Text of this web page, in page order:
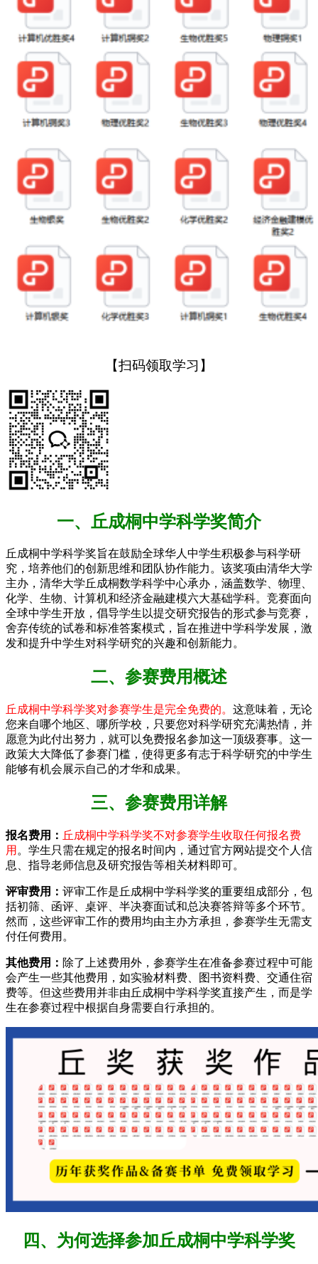
【扫码领取学习】
一、丘成桐中学科学奖简介
丘成桐中学科学奖旨在鼓励全球华人中学生积极参与科学研
究，培养他们的创新思维和团队协作能力。该奖项由清华大学
主办，清华大学丘成桐数学科学中心承办，涵盖数学、物理、
化学、生物、计算机和经济金融建模六大基础学科。竞赛面向
全球中学生开放，倡导学生以提交研究报告的形式参与竞赛，
舍弃传统的试卷和标准答案模式，旨在推进中学科学发展，激
发和提升中学生对科学研究的兴趣和创新能力。
二、参赛费用概述
丘成桐中学科学奖对参赛学生是完全免费的。 这意味着，无论
您来自哪个地区、哪所学校，只要您对科学研究充满热情，并
愿意为此付出努力，就可以免费报名参加这一顶级赛事。这一
政策大大降低了参赛门槛，使得更多有志于科学研究的中学生
能够有机会展示自己的才华和成果。
三、参赛费用详解
报名费用： 丘成桐中学科学奖不对参赛学生收取任何报名费
用 。学生只需在规定的报名时间内，通过官方网站提交个人信
息、指导老师信息及研究报告等相关材料即可。
评审费用： 评审工作是丘成桐中学科学奖的重要组成部分，包
括初筛、函评、桌评、半决赛面试和总决赛答辩等多个环节。
然而，这些评审工作的费用均由主办方承担，参赛学生无需支
付任何费用。
其他费用： 除了上述费用外，参赛学生在准备参赛过程中可能
会产生一些其他费用，如实验材料费、图书资料费、交通住宿
费等。但这些费用并非由丘成桐中学科学奖直接产生，而是学
生在参赛过程中根据自身需要自行承担的。
四、为何选择参加丘成桐中学科学奖